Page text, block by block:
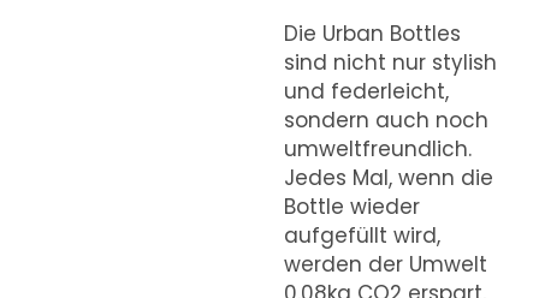
Die Urban Bottles
sind nicht nur stylish
und federleicht,
sondern auch noch
umweltfreundlich.
Jedes Mal, wenn die
Bottle wieder
aufgefüllt wird,
werden der Umwelt